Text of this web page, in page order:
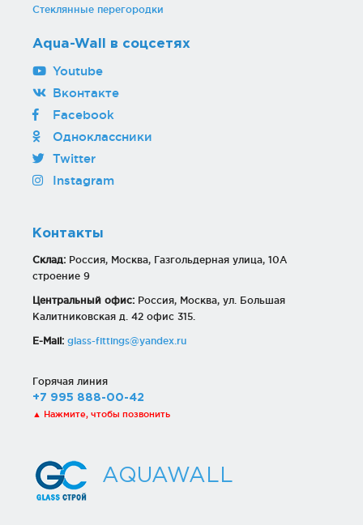
Стеклянные перегородки
Aqua-Wall в соцсетях
Youtube
Вконтакте
Facebook
Одноклассники
Twitter
Instagram
Контакты
Склад: Россия, Москва, Газгольдерная улица, 10А
строение 9
Центральный офис: Россия, Москва, ул. Большая
Калитниковская д. 42 офис 315.
E-Mail: glass-fittings@yandex.ru
Горячая линия
+7 995 888-00-42
▲ Нажмите, чтобы позвонить
AQUAWALL